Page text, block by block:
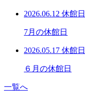
2026.06.12 休館
7月の休館日
2026.05.17 休館
６月の休館日
一覧へ